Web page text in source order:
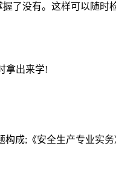
了没有。这样可以随时
拿出来学!
成;《安全生产专业实